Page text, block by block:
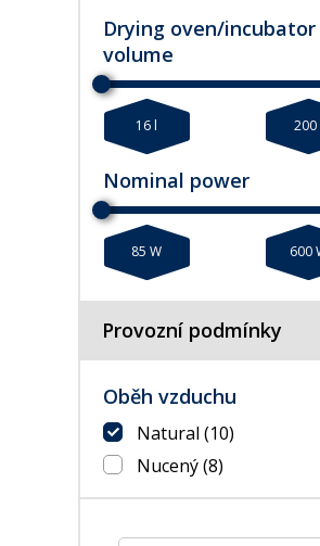
Drying oven/incubator
volume
16 l 200
Nominal power
85 W 600
Provozní podmínky
Oběh vzduchu
Natural (10)
Nucený(8)